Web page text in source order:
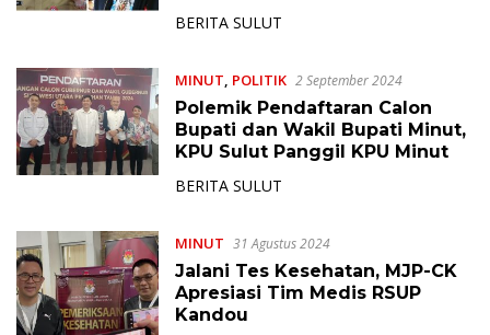
BERITA SULUT
MINUT POLITIK 2 September 2024
Polemik Pendaftaran Calon
Bupati dan Wakil Bupati Minut,
KPU Sulut Panggil KPU Minut
BERITA SULUT
MINUT 31 Agustus 2024
Jalani Tes Kesehatan, MJP-CK
Apresiasi Tim Medis RSUP
Kandou